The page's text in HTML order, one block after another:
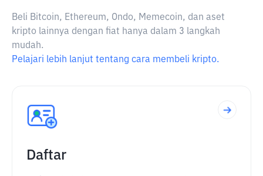
Beli Bitcoin, Ethereum, Ondo, Memecoin, dan aset
kripto lainnya dengan fiat hanya dalam 3 langkah
mudah.
Pelajari lebih lanjut tentang cara membeli kripto.
Daftar